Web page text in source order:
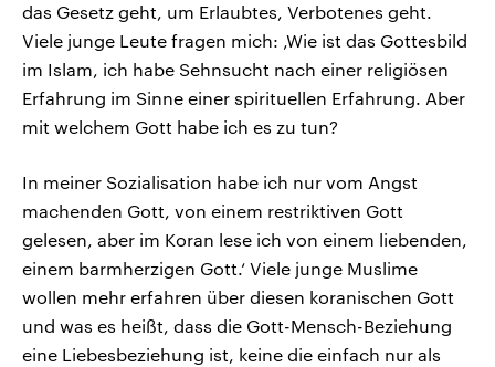
das Gesetz geht, um Erlaubtes, Verbotenes geht.
Viele junge Leute fragen mich: ‚Wie ist das Gottesbild
im Islam, ich habe Sehnsucht nach einer religiösen
Erfahrung im Sinne einer spirituellen Erfahrung. Aber
mit welchem Gott habe ich es zu tun?
In meiner Sozialisation habe ich nur vom Angst
machenden Gott, von einem restriktiven Gott
gelesen, aber im Koran lese ich von einem liebenden,
einem barmherzigen Gott.‘ Viele junge Muslime
wollen mehr erfahren über diesen koranischen Gott
und was es heißt, dass die Gott-Mensch-Beziehung
eine Liebesbeziehung ist, keine die einfach nur als